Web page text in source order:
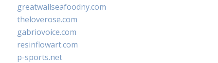
greatwallseafoodny.com
theloverose.com
gabriovoice.com
resinflowart.com
p-sports.net